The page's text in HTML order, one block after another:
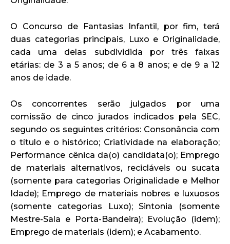
O Concurso de Fantasias Infantil, por fim, terá
duas categorias principais, Luxo e Originalidade,
cada uma delas subdividida por três faixas
etárias: de 3 a 5 anos; de 6 a 8 anos; e de 9 a 12
anos de idade.
Os concorrentes serão julgados por uma
comissão de cinco jurados indicados pela SEC,
segundo os seguintes critérios: Consonância com
o título e o histórico; Criatividade na elaboração;
Performance cênica da(o) candidata(o); Emprego
de materiais alternativos, recicláveis ou sucata
(somente para categorias Originalidade e Melhor
Idade); Emprego de materiais nobres e luxuosos
(somente categorias Luxo); Sintonia (somente
Mestre-Sala e Porta-Bandeira); Evolução (idem);
Emprego de materiais (idem); e Acabamento.